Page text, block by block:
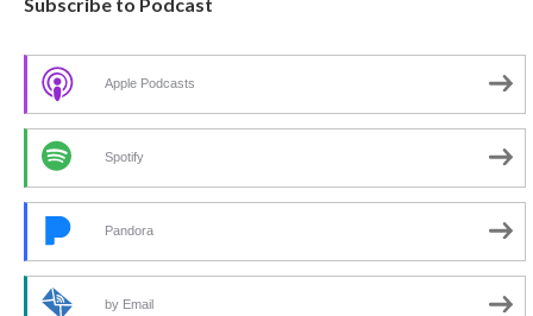
Apple Podcasts
Spotify
Pandora
by Email